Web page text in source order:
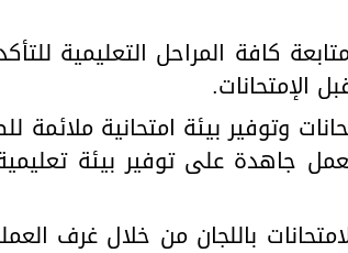
كافة المراحل التعليمية
الإمتحانات.
وتوفير بيئة امتحانية ملائمة
تعمل جاهدة على توفير بيئة
باللجان من خلال غرف